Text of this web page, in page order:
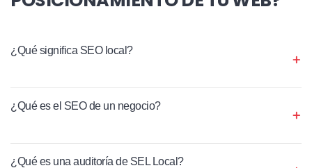
¿Qué significa SEO local?
¿Qué es el SEO de un negocio?
¿Qué es una auditoría de SEL Local?